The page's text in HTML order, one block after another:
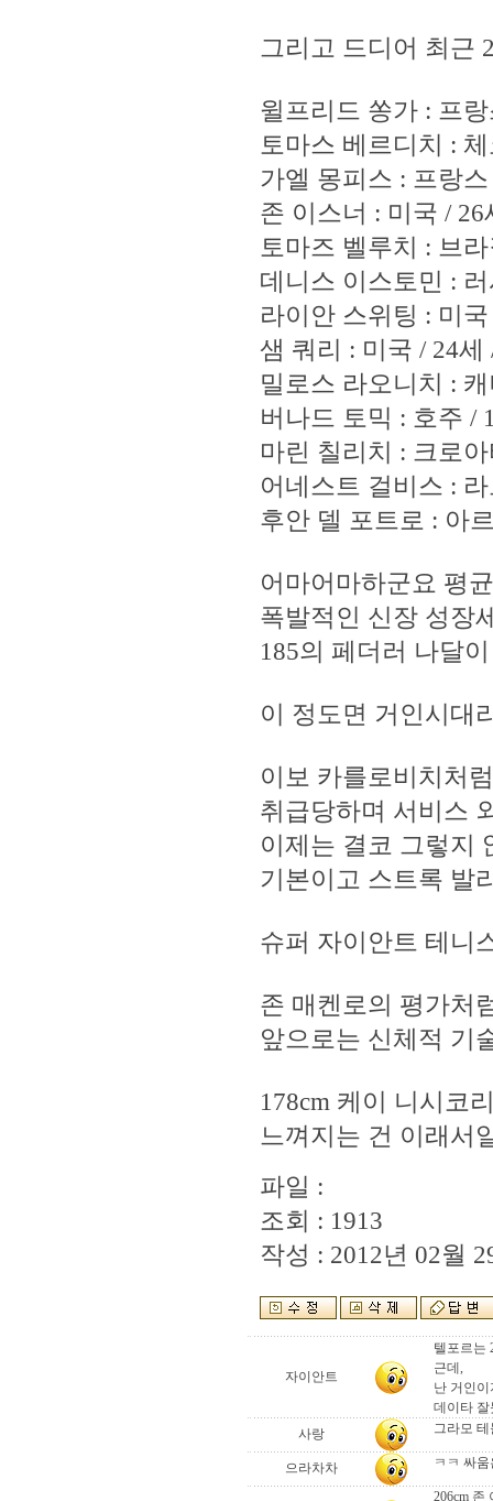
그리고 드디어 최근
윌프리드 쏭가 : 프
토마스 베르디치 :
가엘 몽피스 : 프랑
존 이스너 : 미국 / 26
토마즈 벨루치 : 브
데니스 이스토민 :
라이안 스위팅 : 미
샘 쿼리 : 미국 / 24세
밀로스 라오니치 :
버나드 토믹 : 호주 /
마린 칠리치 : 크로
어네스트 걸비스 :
후안 델 포트로 : 아
어마어마하군요 평
폭발적인 신장 성장
185의 페더러 나달
이 정도면 거인시대
이보 카를로비치처
취급당하며 서비스
이제는 결코 그렇지
기본이고 스트록 발
슈퍼 자이안트 테니
존 매켄로의 평가처
앞으로는 신체적 기
178cm 케이 니시코
느껴지는 건 이래서
파일 :
조회 : 1913
작성 : 2012년 02월
자이안트
텔포르는
근데,
난 거인
데이타 잘
사랑
그라모
으라차차 ㅋㅋ 싸
206cm 존